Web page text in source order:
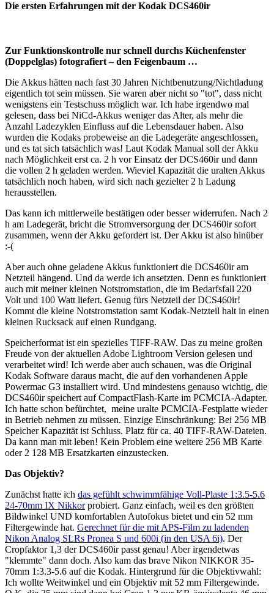
Die ersten Erfahrungen mit der Kodak DCS460ir
Zur Funktionskontrolle nur schnell durchs Küchenfenster
(Doppelglas) fotografiert – den Feigenbaum …
Die Akkus hätten nach fast 30 Jahren Nichtbenutzung/Nichtladung
eigentlich tot sein müssen. Sie waren aber nicht so "tot", dass nicht
wenigstens ein Testschuss möglich war. Ich habe irgendwo mal
gelesen, dass bei NiCd-Akkus weniger das Alter, als mehr die
Anzahl Ladezyklen Einfluss auf die Lebensdauer haben. Also
wurden die Kodaks probeweise an die Ladegeräte angeschlossen,
und es tat sich tatsächlich was! Laut Kodak Manual soll der Akku
nach Möglichkeit erst ca. 2 h vor Einsatz der DCS460ir und dann
die vollen 2 h geladen werden. Wieviel Kapazität die uralten Akkus
tatsächlich noch haben, wird sich nach gezielter 2 h Ladung
herausstellen.
Das kann ich mittlerweile bestätigen oder besser widerrufen. Nach 2
h am Ladegerät, bricht die Stromversorgung der DCS460ir sofort
zusammen, wenn der Akku gefordert ist. Der Akku ist also hinüber
:-(
Aber auch ohne geladene Akkus funktioniert die DCS460ir am
Netzteil hängend. Und da werde ich ansetzten. Denn es funktioniert
auch mit meiner kleinen Notstromstation, die im Bedarfsfall 220
Volt und 100 Watt liefert. Genug fürs Netzteil der DCS460ir!
Kommt die kleine Notstromstation samt Kodak-Netzteil halt in einen
kleinen Rucksack auf einen Rundgang.
Speicherformat ist ein spezielles TIFF-RAW. Das zu meine großen
Freude von der aktuellen Adobe Lightroom Version gelesen und
verarbeitet wird! Ich werde aber auch schauen, was die Original
Kodak Software daraus macht, die auf den vorhandenen Apple
Powermac G3 installiert wird. Und mindestens genauso wichtig, die
DCS460ir speichert auf CompactFlash-Karte im PCMCIA-Adapter.
Ich hatte schon befürchtet, meine uralte PCMCIA-Festplatte wieder
in Betrieb nehmen zu müssen. Einzige Einschränkung: Bei 256 MB
Speicher Kapazität ist Schluss. Platz für ca. 40 TIFF-RAW-Dateien.
Da kann man mit leben! Kein Problem eine weitere 256 MB Karte
oder 2 128 MB Ersatzkarten einzustecken.
Das Objektiv?
Zunächst hatte ich das gefühlt schwimmfähige Voll-Plaste 1:3.5-5.6
24-70mm IX Nikkorprobiert. Ganz einfach, weil es den größten
Bildwinkel UND komfortablen Autofokus bietet und ein 52 mm
Filtergewinde hat. Gerechnet für die mit APS-Film zu ladenden
Nikon Analog SLRs Pronea S und 600i (in den USA 6i). Der
Cropfaktor 1,3 der DCS460ir passt genau! Aber irgendetwas
"klemmte" dann doch. Also kam das brave Nikon NIKKOR 35-
70mm 1:3.3-5.6 auf die Kodak. Hintergrund für die Objektivwahl:
Ich wollte Weitwinkel und ein Objektiv mit 52 mm Filtergewinde.